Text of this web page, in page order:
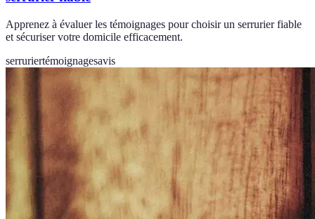
Apprenez à évaluer les témoignages pour choisir un serrurier fiable
et sécuriser votre domicile efficacement.
serruriertémoignagesavis